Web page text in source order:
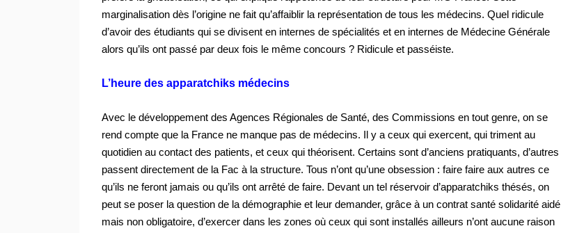
marginalisation dès l’origine ne fait qu’affaiblir la représentation de tous les médecins. Quel ridicule
d’avoir des étudiants qui se divisent en internes de spécialités et en internes de Médecine Générale
alors qu’ils ont passé par deux fois le même concours ? Ridicule et passéiste.
L’heure des apparatchiks médecins
Avec le développement des Agences Régionales de Santé, des Commissions en tout genre, on se
rend compte que la France ne manque pas de médecins. Il y a ceux qui exercent, qui triment au
quotidien au contact des patients, et ceux qui théorisent. Certains sont d’anciens pratiquants, d’autres
passent directement de la Fac à la structure. Tous n’ont qu’une obsession : faire faire aux autres ce
qu’ils ne feront jamais ou qu’ils ont arrêté de faire. Devant un tel réservoir d’apparatchiks thésés, on
peut se poser la question de la démographie et leur demander, grâce à un contrat santé solidarité aidé
mais non obligatoire, d’exercer dans les zones où ceux qui sont installés ailleurs n’ont aucune raison